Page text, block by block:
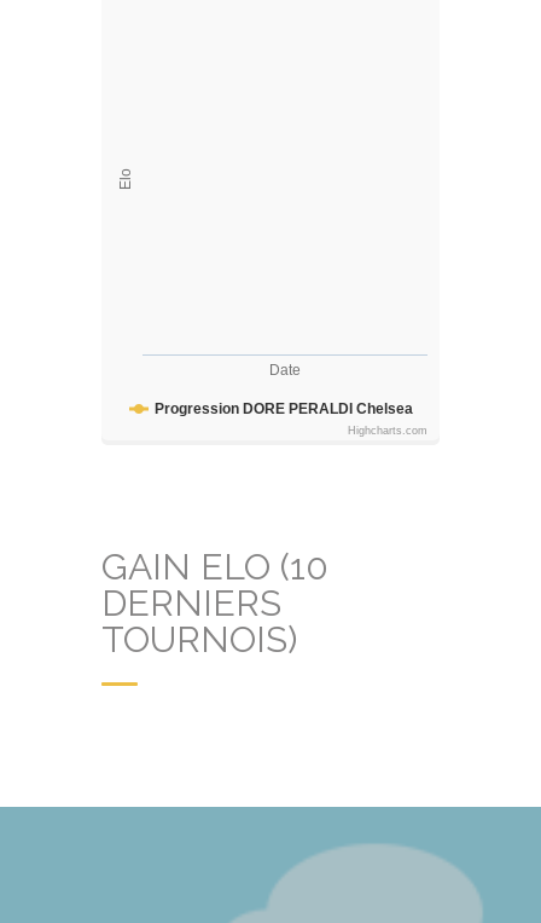
Date
Elo
Progression DORE PERALDI Chelsea
Highcharts.com
GAIN ELO (10
DERNIERS
TOURNOIS)